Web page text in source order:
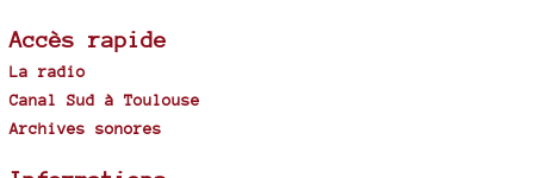
Accès rapide
La radio
Canal Sud à Toulouse
Archives sonores